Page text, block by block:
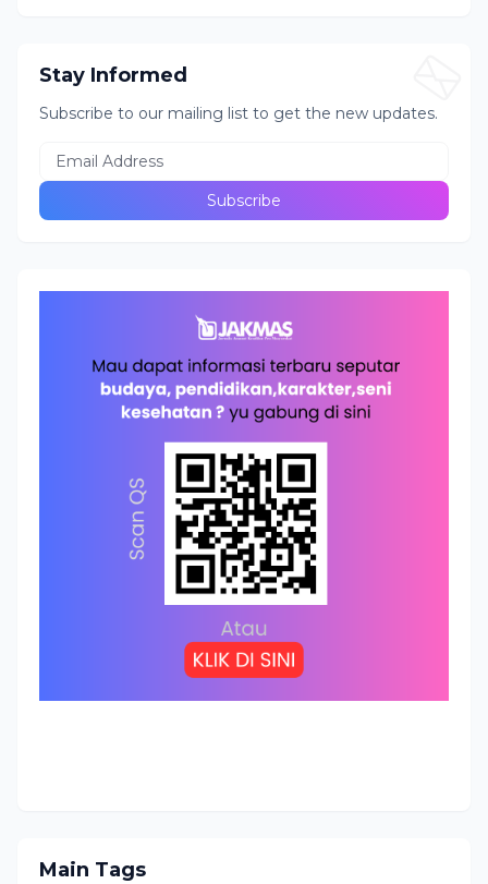
Stay Informed
Subscribe to our mailing list to get the new updates.
Main Tags